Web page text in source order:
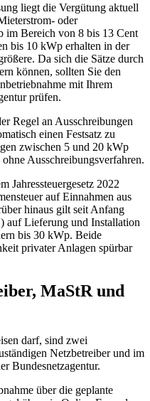
liegt die Vergütung aktuell
oder
im Bereich von 8 bis 13 Cent
bis 10 kWp erhalten in der
Da sich die Sätze durch
können, sollten Sie den
mit Ihrem
prüfen.
Regel an Ausschreibungen
einen Festsatz zu
zwischen 5 und 20 kWp
Ausschreibungsverfahren.
Jahressteuergesetz 2022
auf Einnahmen aus
hinaus gilt seit Anfang
auf Lieferung und Installation
bis 30 kWp. Beide
privater Anlagen spürbar
MaStR und
darf, sind zwei
Netzbetreiber und im
Bundesnetzagentur.
über die geplante